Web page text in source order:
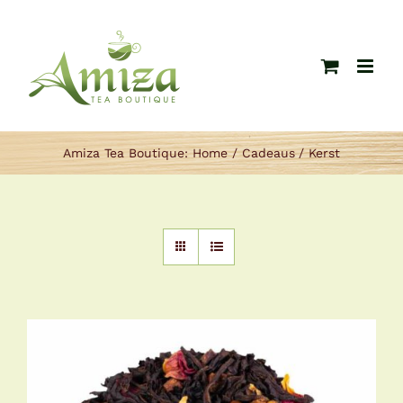
Amiza Tea Boutique: Home Cadeaus Kerst